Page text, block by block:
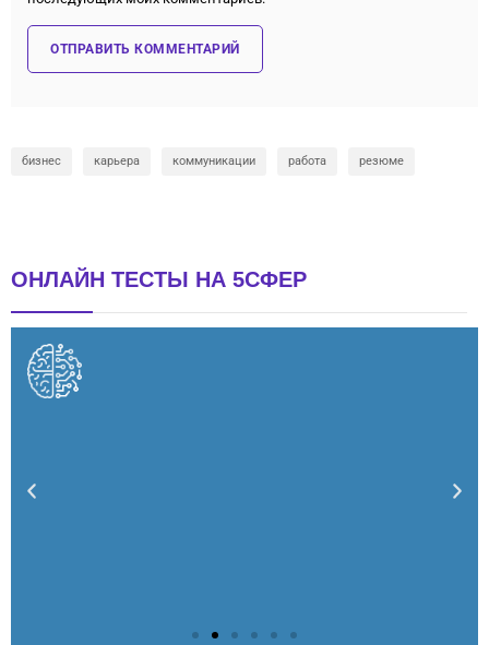
бизнес карьера коммуникации работа резюме
ОНЛАЙН ТЕСТЫ НА 5СФЕР